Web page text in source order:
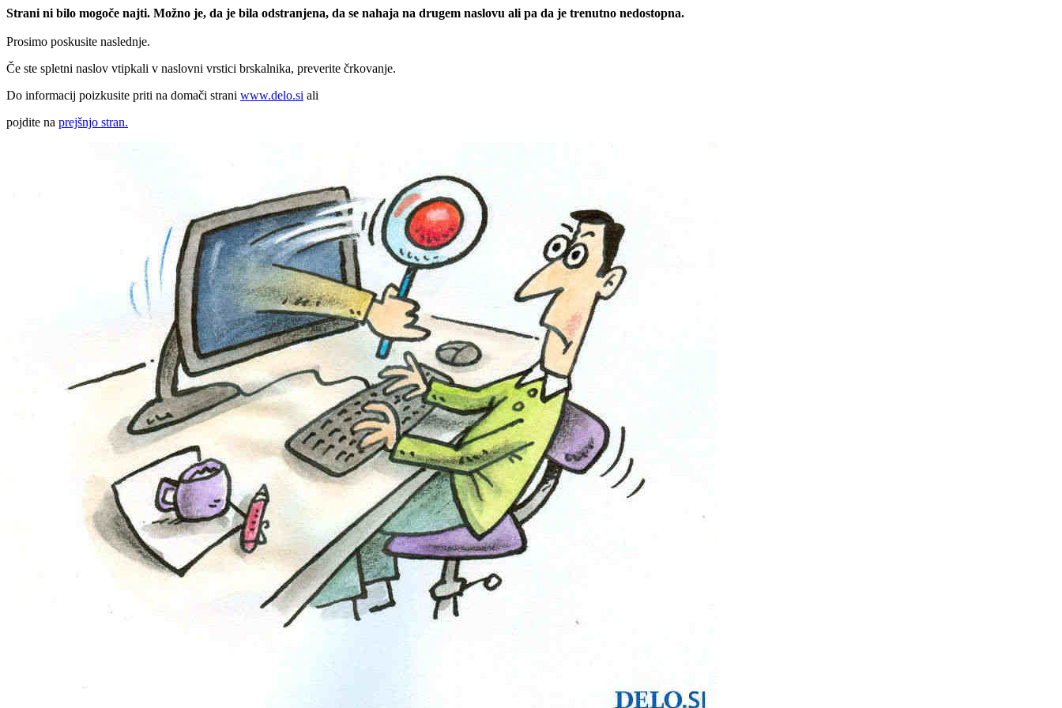
Strani ni bilo mogoče najti. Možno je, da je bila odstranjena, da se nahaja na drugem naslovu ali pa da je trenutno nedostopna.
Prosimo poskusite naslednje.
Če ste spletni naslov vtipkali v naslovni vrstici brskalnika, preverite črkovanje.
Do informacij poizkusite priti na domači strani www.delo.si ali
pojdite na prejšnjo stran.